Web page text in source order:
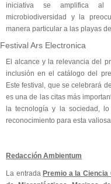
iniciativa se amplifica
microbiodiversidad y la
manera particular a las playas
Festival Ars Electronica
El alcance y la relevancia del
inclusión en el catálogo del
Este festival, que se celebrará
es una de las citas más
la tecnología y la sociedad,
reconocimiento para esta
Redacción Ambientum
La entrada Premio a la